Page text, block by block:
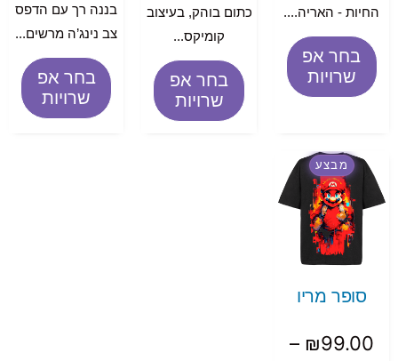
החיות - האריה....
בחר אפ
שרויות
כתום בוהק, בעיצוב
קומיקס...
בחר אפ
שרויות
בננה רך עם הדפס
צב נינג’ה מרשים...
בחר אפ
שרויות
מבצע
סופר מריו
₪99.00
–